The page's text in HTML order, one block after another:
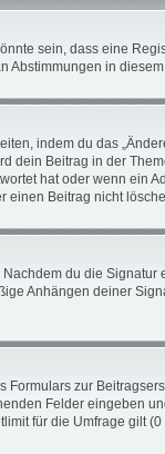
sein, dass eine
Abstimmungen in
indem du das
dein Beitrag in der
hat oder wenn ein
Beitrag nicht
du die
Anhängen deiner
zur
Felder eingeben
für die Umfrage gilt